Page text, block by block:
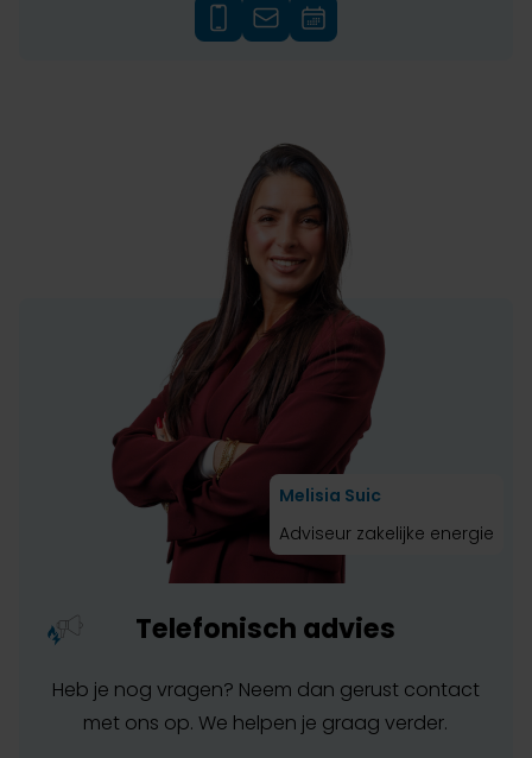
Melisia Suic
Adviseur zakelijke energie
Telefonisch advies
Heb je nog vragen? Neem dan gerust contact
met ons op. We helpen je graag verder.